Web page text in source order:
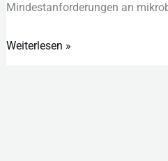
Mindestanforderungen a‬n
Weiterlesen »